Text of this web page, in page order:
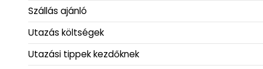
Szállás ajánló
Utazás költségek
Utazási tippek kezdőknek